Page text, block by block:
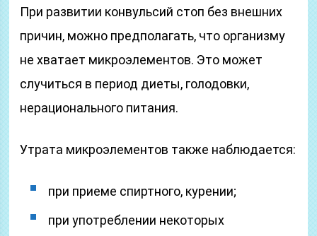
При развитии конвульсий стоп без внешних
причин, можно предполагать, что организму
не хватает микроэлементов. Это может
случиться в период диеты, голодовки,
нерационального питания.
Утрата микроэлементов также наблюдается:
при приеме спиртного, курении;
при употреблении некоторых